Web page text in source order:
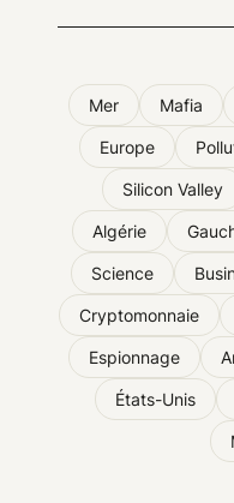
Mer Mafia
Europe
Silicon Valley
Algérie
Science
Cryptomonnaie
Espionnage
États-Unis